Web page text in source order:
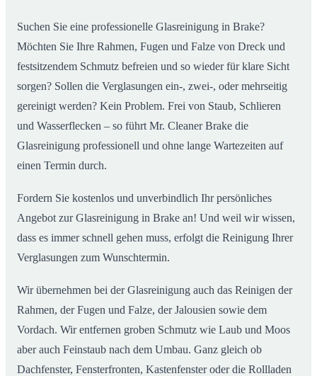
Suchen Sie eine professionelle Glasreinigung in Brake?
Möchten Sie Ihre Rahmen, Fugen und Falze von Dreck und
festsitzendem Schmutz befreien und so wieder für klare Sicht
sorgen? Sollen die Verglasungen ein-, zwei-, oder mehrseitig
gereinigt werden? Kein Problem. Frei von Staub, Schlieren
und Wasserflecken – so führt Mr. Cleaner Brake die
Glasreinigung professionell und ohne lange Wartezeiten auf
einen Termin durch.
Fordern Sie kostenlos und unverbindlich Ihr persönliches
Angebot zur Glasreinigung in Brake an! Und weil wir wissen,
dass es immer schnell gehen muss, erfolgt die Reinigung Ihrer
Verglasungen zum Wunschtermin.
Wir übernehmen bei der Glasreinigung auch das Reinigen der
Rahmen, der Fugen und Falze, der Jalousien sowie dem
Vordach. Wir entfernen groben Schmutz wie Laub und Moos
aber auch Feinstaub nach dem Umbau. Ganz gleich ob
Dachfenster, Fensterfronten, Kastenfenster oder die Rollladen